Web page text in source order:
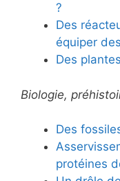
?
Des
équiper
Des
Biologie,
Des
protéines